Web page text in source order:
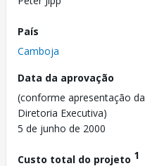
País
Camboja
Data da aprovação
(conforme apresentação da
Diretoria Executiva)
5 de junho de 2000
Custo total do projeto 1